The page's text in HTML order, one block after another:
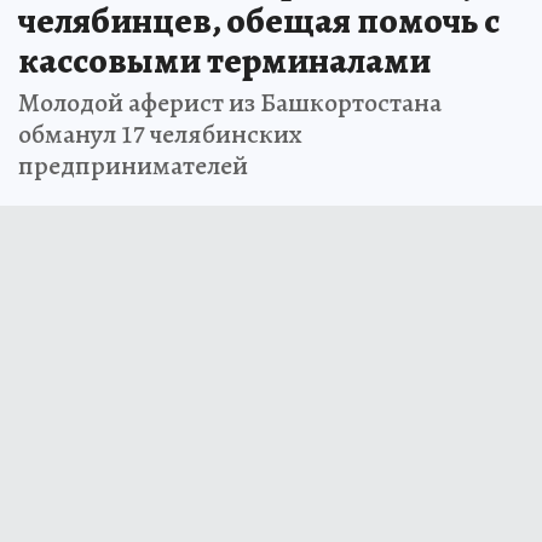
челябинцев, обещая помочь с
кассовыми терминалами
Молодой аферист из Башкортостана
обманул 17 челябинских
предпринимателей